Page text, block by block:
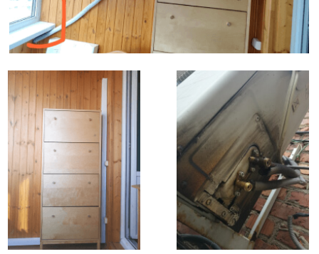
Заправка, дозаправка
Обслуживание, чистка, ТО
Ремонт
Увеличение длины магистрали
Увеличение длины магистрали является одной
из ситуаций нестандартного монтажа кондиционера.
Это происходит, когда расстояние между внутренним
Этапы установки кондиционера